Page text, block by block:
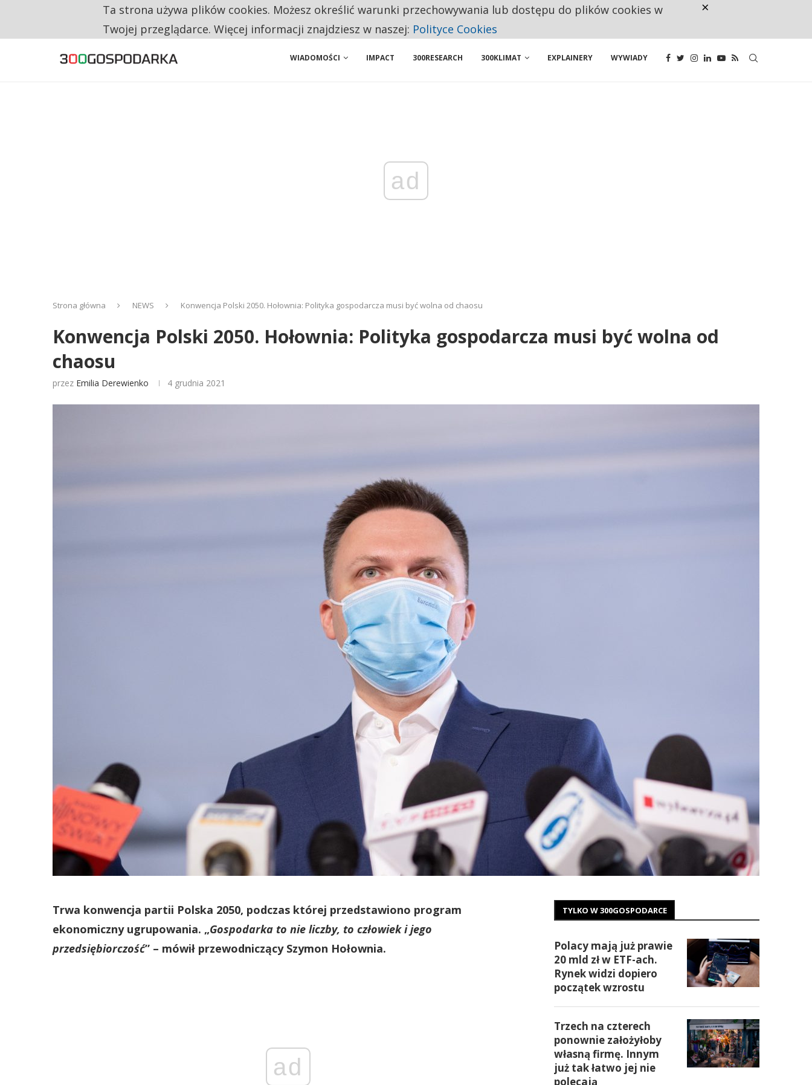
RESTRYKCJE CHIN UDERZAJĄ W EUROPEJSKI PRZEMYSŁ. NA LIŚCIE SĄ DWA PODMIOTY Z POLSKI
WIADOMOŚCI IMPACT 300RESEARCH 300KLIMAT EXPLAINERY WYWIADY
ad
Strona główna NEWS Konwencja Polski 2050. Hołownia: Polityka gospodarcza musi być wolna od chaosu
Konwencja Polski 2050. Hołownia: Polityka gospodarcza musi być wolna od
chaosu
przez Emilia Derewienko 4 grudnia 2021
Trwa konwencja partii Polska 2050, podczas której przedstawiono program
ekonomiczny ugrupowania. „Gospodarka to nie liczby, to człowiek i jego
przedsiębiorczość” – mówił przewodniczący Szymon Hołownia.
ad
TYLKO W 300GOSPODARCE
Polacy mają już prawie
20 mld zł w ETF-ach.
Rynek widzi dopiero
początek wzrostu
Trzech na czterech
ponownie założyłoby
własną firmę. Innym
już tak łatwo jej nie
polecają
Ta strona używa plików cookies. Możesz określić warunki przechowywania lub dostępu do plików cookies w
Twojej przeglądarce. Więcej informacji znajdziesz w naszej: Polityce Cookies
×